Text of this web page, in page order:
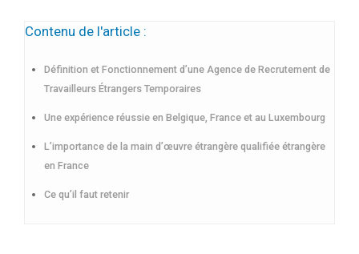
Contenu de l'article :
Définition et Fonctionnement d’une Agence de Recrutement de
Travailleurs Étrangers Temporaires
Une expérience réussie en Belgique, France et au Luxembourg
L’importance de la main d’œuvre étrangère qualifiée étrangère
en France
Ce qu’il faut retenir